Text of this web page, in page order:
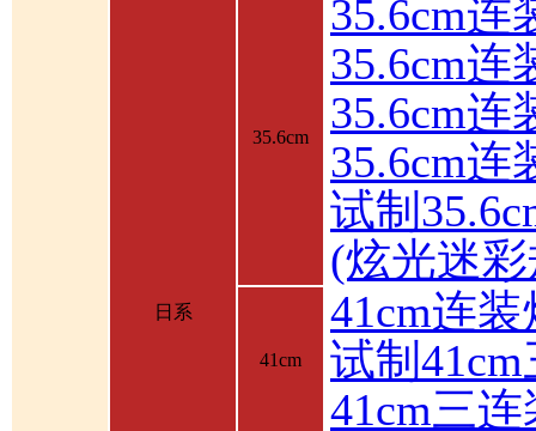
日系
35.6cm
35.6cm连
35.6cm连
35.6cm连
35.6cm连
试制
(炫光迷
41cm
41cm连装
试制
41cm三